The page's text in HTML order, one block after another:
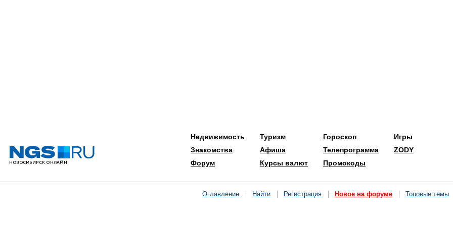
Недвижимость
Знакомства
Форум
Туризм
Афиша
Курсы валют
Гороскоп
Телепрограмма
Промокоды
Игры
ZODY
Оглавление Найти Регистрация Новое на форуме Топовые темы